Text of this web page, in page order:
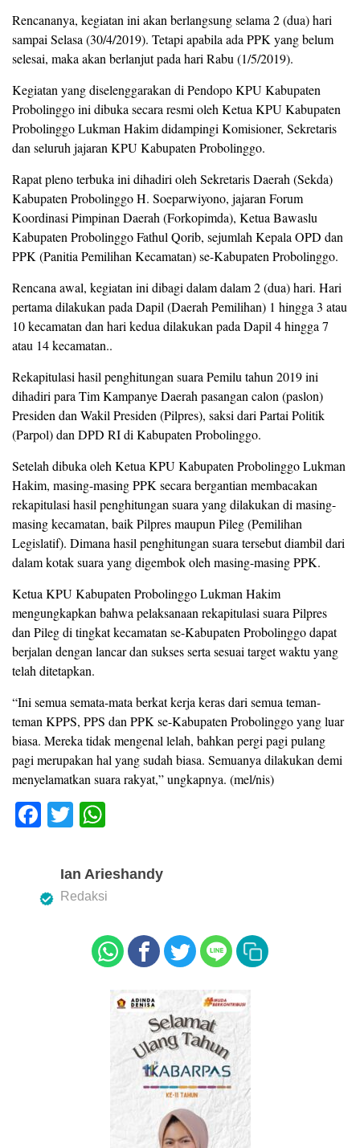
Rencananya, kegiatan ini akan berlangsung selama 2 (dua) hari
sampai Selasa (30/4/2019). Tetapi apabila ada PPK yang belum
selesai, maka akan berlanjut pada hari Rabu (1/5/2019).
Kegiatan yang diselenggarakan di Pendopo KPU Kabupaten
Probolinggo ini dibuka secara resmi oleh Ketua KPU Kabupaten
Probolinggo Lukman Hakim didampingi Komisioner, Sekretaris
dan seluruh jajaran KPU Kabupaten Probolinggo.
Rapat pleno terbuka ini dihadiri oleh Sekretaris Daerah (Sekda)
Kabupaten Probolinggo H. Soeparwiyono, jajaran Forum
Koordinasi Pimpinan Daerah (Forkopimda), Ketua Bawaslu
Kabupaten Probolinggo Fathul Qorib, sejumlah Kepala OPD dan
PPK (Panitia Pemilihan Kecamatan) se-Kabupaten Probolinggo.
Rencana awal, kegiatan ini dibagi dalam dalam 2 (dua) hari. Hari
pertama dilakukan pada Dapil (Daerah Pemilihan) 1 hingga 3 atau
10 kecamatan dan hari kedua dilakukan pada Dapil 4 hingga 7
atau 14 kecamatan..
Rekapitulasi hasil penghitungan suara Pemilu tahun 2019 ini
dihadiri para Tim Kampanye Daerah pasangan calon (paslon)
Presiden dan Wakil Presiden (Pilpres), saksi dari Partai Politik
(Parpol) dan DPD RI di Kabupaten Probolinggo.
Setelah dibuka oleh Ketua KPU Kabupaten Probolinggo Lukman
Hakim, masing-masing PPK secara bergantian membacakan
rekapitulasi hasil penghitungan suara yang dilakukan di masing-
masing kecamatan, baik Pilpres maupun Pileg (Pemilihan
Legislatif). Dimana hasil penghitungan suara tersebut diambil dari
dalam kotak suara yang digembok oleh masing-masing PPK.
Ketua KPU Kabupaten Probolinggo Lukman Hakim
mengungkapkan bahwa pelaksanaan rekapitulasi suara Pilpres
dan Pileg di tingkat kecamatan se-Kabupaten Probolinggo dapat
berjalan dengan lancar dan sukses serta sesuai target waktu yang
telah ditetapkan.
“Ini semua semata-mata berkat kerja keras dari semua teman-
teman KPPS, PPS dan PPK se-Kabupaten Probolinggo yang luar
biasa. Mereka tidak mengenal lelah, bahkan pergi pagi pulang
pagi merupakan hal yang sudah biasa. Semuanya dilakukan demi
menyelamatkan suara rakyat,” ungkapnya. (mel/nis)
F
e
T
tt
er
at
s
p
p
Ian Arieshandy
Redaksi